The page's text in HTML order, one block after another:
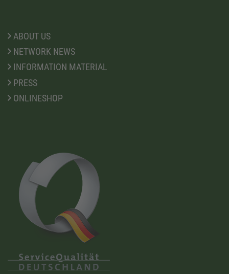
ABOUT US
NETWORK NEWS
INFORMATION MATERIAL
PRESS
ONLINESHOP